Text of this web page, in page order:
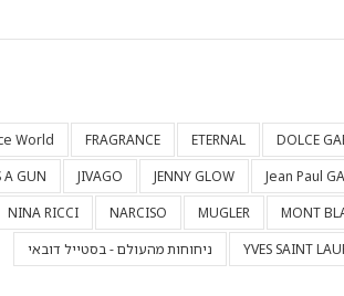
DOLCE
ETERNAL
FRAGRANCE
World
Jean Paul
JENNY GLOW
JIVAGO
A GUN
MONT
MUGLER
NARCISO
NINA RICCI
YVES SAINT ניחוחות מהעולם - בסטייל דובאי